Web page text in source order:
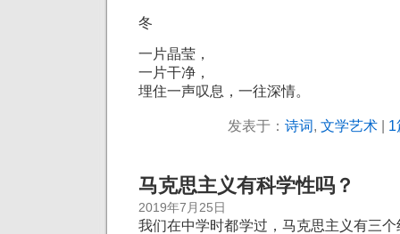
冬
一片晶莹，
一片干净，
埋住一声叹息，一往深情。
发表于： 诗词, 文学艺术 1
马克思主义有科学性吗？
2019年7月25日
我们在中学时都学过，马克思主义有三